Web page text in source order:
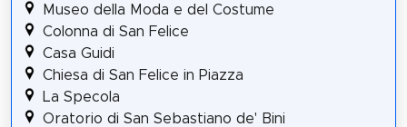
Museo della Moda e del Costume
Colonna di San Felice
Casa Guidi
Chiesa di San Felice in Piazza
La Specola
Oratorio di San Sebastiano de' Bini